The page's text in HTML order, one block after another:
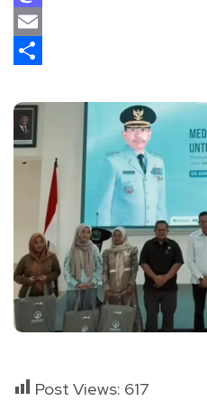
Mastodon
Email
Post Views: 617